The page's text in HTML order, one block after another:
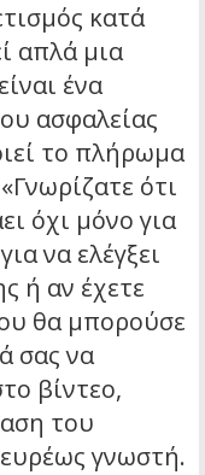
κατά
απλά μια
ένα
ασφαλείας
το πλήρωμα
ότι
όχι μόνο για
να ελέγξει
ή αν έχετε
θα μπορούσε
σας να
βίντεο,
του
γνωστή.